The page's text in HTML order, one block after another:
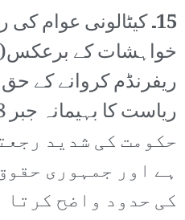
15۔ کیٹالونی عوام کی
ریفرنڈم کروانے کے
حکومت کی شدید
ہے اور جمہوری
کی حدود واضح کرتا